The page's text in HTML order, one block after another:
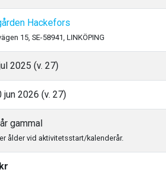
Hackefors
15, SE-58941, LINKÖPING
2025 (v. 27)
jun 2026 (v. 27)
gammal
ålder vid aktivitetsstart/kalenderår.